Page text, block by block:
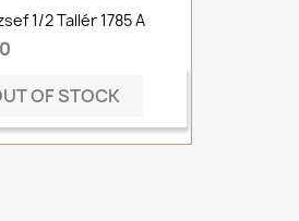
1/2 Tallér 1785 A
OF STOCK